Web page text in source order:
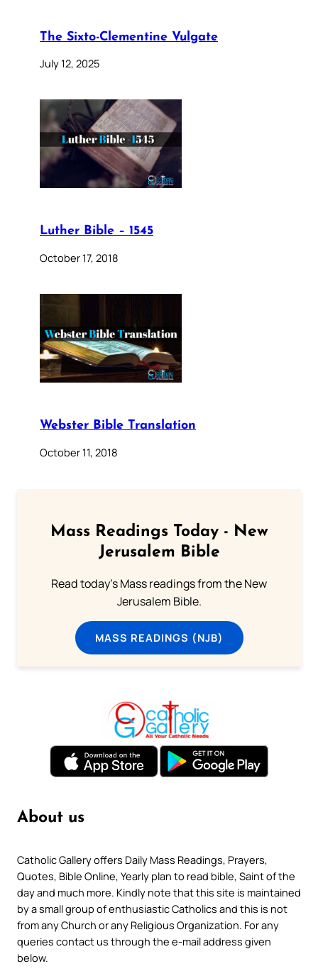
The Sixto-Clementine Vulgate
July 12, 2025
Luther Bible – 1545
October 17, 2018
Webster Bible Translation
October 11, 2018
Mass Readings Today - New
Jerusalem Bible
Read today's Mass readings from the New
Jerusalem Bible.
MASS READINGS (NJB)
About us
Catholic Gallery offers Daily Mass Readings, Prayers,
Quotes, Bible Online, Yearly plan to read bible, Saint of the
day and much more. Kindly note that this site is maintained
by a small group of enthusiastic Catholics and this is not
from any Church or any Religious Organization. For any
queries contact us through the e-mail address given
below.